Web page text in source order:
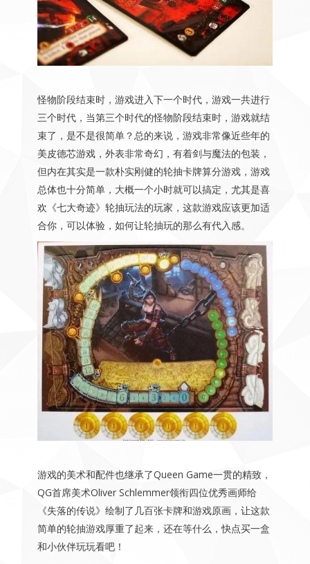
怪物阶段结束时，游戏进入下一个时代，游戏一共进行
三个时代，当第三个时代的怪物阶段结束时，游戏就结
束了，是不是很简单？总的来说，游戏非常像近些年的
美皮德芯游戏，外表非常奇幻，有着剑与魔法的包装，
但内在其实是一款朴实刚健的轮抽卡牌算分游戏，游戏
总体也十分简单，大概一个小时就可以搞定，尤其是喜
欢《七大奇迹》轮抽玩法的玩家，这款游戏应该更加适
合你，可以体验，如何让轮抽玩的那么有代入感。
游戏的美术和配件也继承了Queen Game一贯的精致，
QG首席美术Oliver Schlemmer领衔四位优秀画师给
《失落的传说》绘制了几百张卡牌和游戏原画，让这款
简单的轮抽游戏厚重了起来，还在等什么，快点买一盒
和小伙伴玩玩看吧！